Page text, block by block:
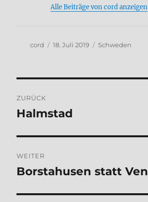
Alle Beiträge von cord anzeigen
Autor
cord
Veröffentlicht
18. Juli 2019 Kategorien
Schweden
ZURÜCK
Vorheriger
Halmstad
WEITER
Nächster
Borstahusen statt Ven